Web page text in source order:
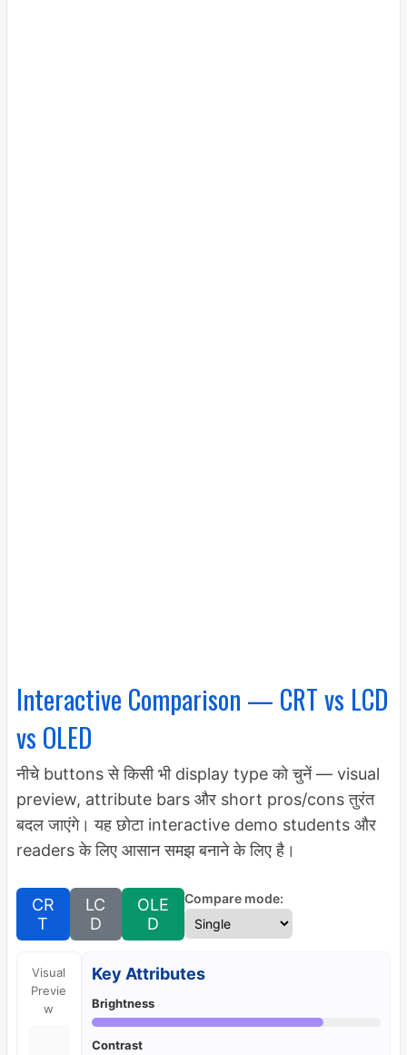
Interactive Comparison — CRT vs LCD
vs OLED
नीचे buttons से किसी भी display type को चुनें — visual
preview, attribute bars और short pros/cons तुरंत
बदल जाएंगे। यह छोटा interactive demo students और
readers के लिए आसान समझ बनाने के लिए है।
CR
T
LC
D
OLE
D
Compare mode:
Visual
Previe
w
Key Attributes
Brightness
Contrast